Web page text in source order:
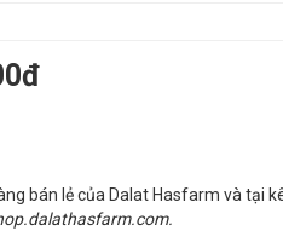
bán lẻ của Dalat Hasfarm và